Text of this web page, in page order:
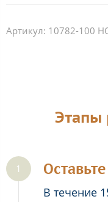
Артикул: 10782-100
Этапы
В течение